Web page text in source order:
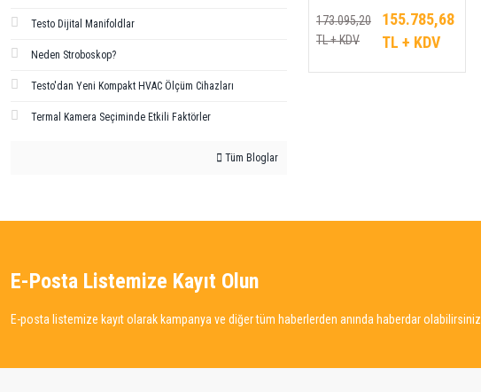
Testo Dijital Manifoldlar
Neden Stroboskop?
Testo'dan Yeni Kompakt HVAC Ölçüm Cihazları
Termal Kamera Seçiminde Etkili Faktörler
Tüm Bloglar
173.095,20
TL + KDV
155.785,68
TL + KDV
E-Posta Listemize Kayıt Olun
E-posta listemize kayıt olarak kampanya ve diğer tüm haberlerden anında haberdar olabilirsiniz.